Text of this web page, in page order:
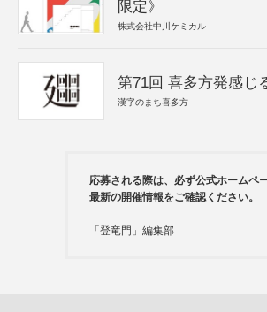
限定》
株式会社中川ケミカル
第71回 喜多方発感じ
漢字のまち喜多方
応募される際は、必ず公式ホームペ
最新の開催情報をご確認ください。
「登竜門」編集部